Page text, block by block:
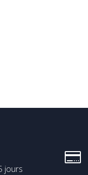
jours
